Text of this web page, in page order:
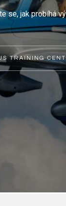
se, jak probíhá
TRAINING